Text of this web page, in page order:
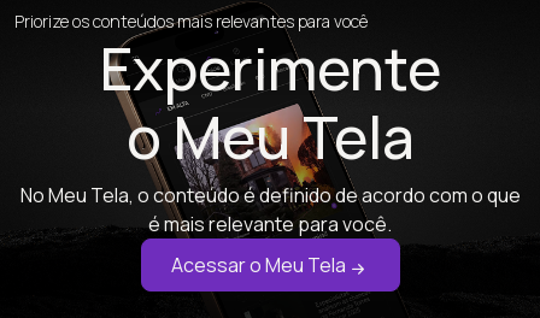
Priorize os conteúdos mais relevantes para você
Experimente
o Meu Tela
No Meu Tela, o conteúdo é definido de acordo com o que
é mais relevante para você.
Acessar o Meu Tela